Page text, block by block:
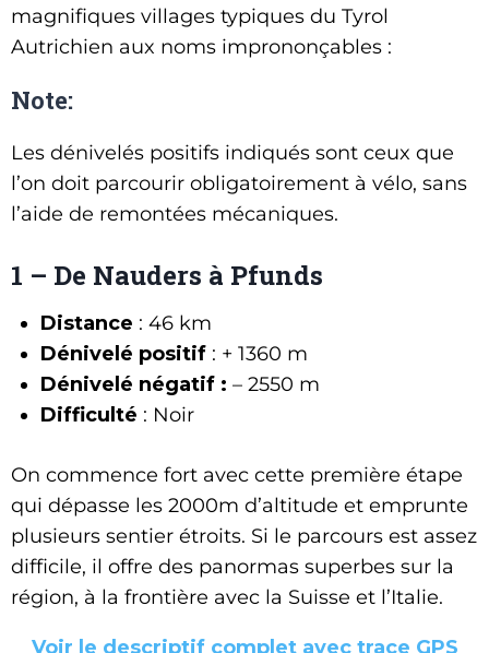
magnifiques villages typiques du Tyrol
Autrichien aux noms imprononçables :
Note:
Les dénivelés positifs indiqués sont ceux que
l’on doit parcourir obligatoirement à vélo, sans
l’aide de remontées mécaniques.
1 – De Nauders à Pfunds
Distance : 46 km
Dénivelé positif : + 1360 m
Dénivelé négatif : – 2550 m
Difficulté : Noir
On commence fort avec cette première étape
qui dépasse les 2000m d’altitude et emprunte
plusieurs sentier étroits. Si le parcours est assez
difficile, il offre des panormas superbes sur la
région, à la frontière avec la Suisse et l’Italie.
Voir le descriptif complet avec trace GPS